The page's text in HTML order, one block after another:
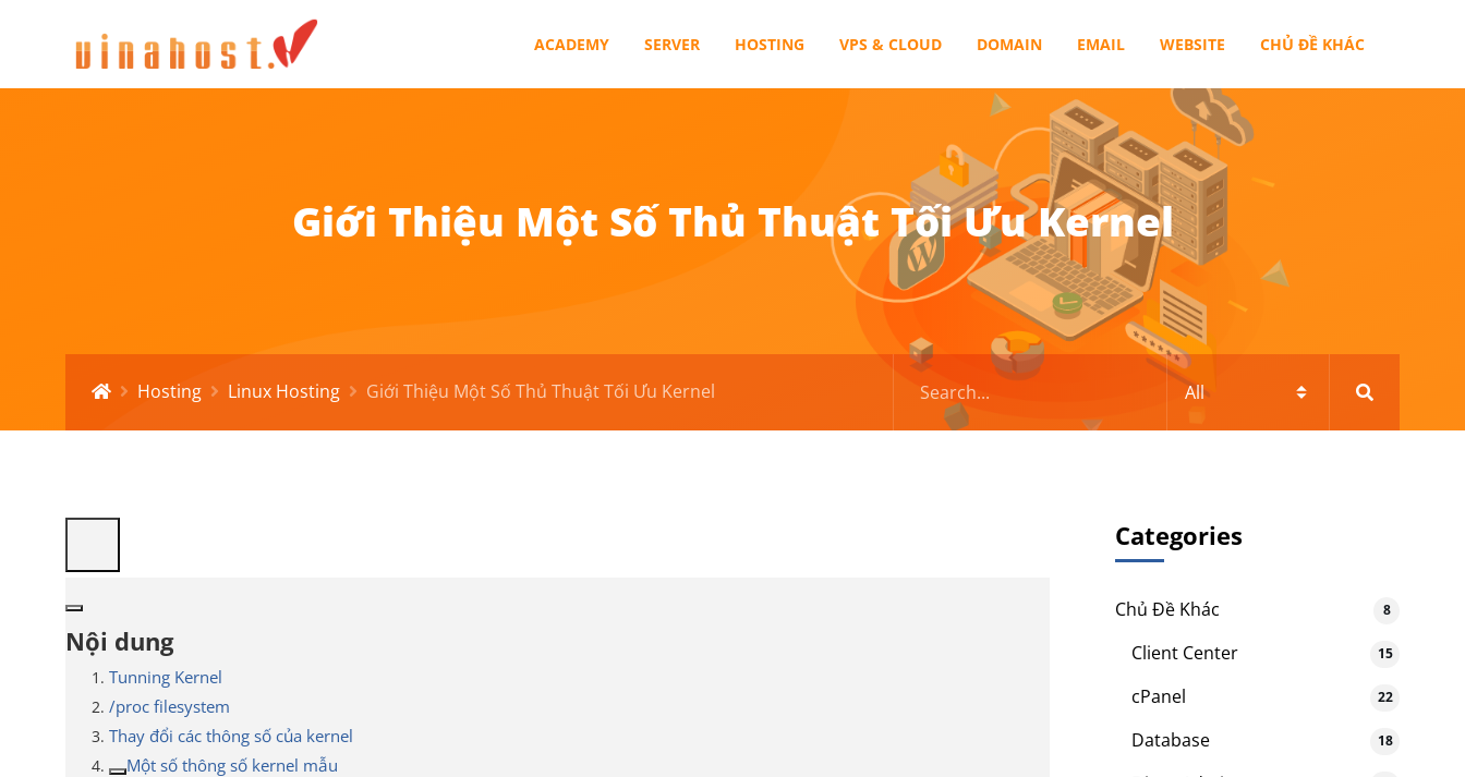
ACADEMY SERVER HOSTING VPS & CLOUD DOMAIN EMAIL WEBSITE CHỦ ĐỀ KHÁC
Giới Thiệu Một Số Thủ Thuật Tối Ưu Kernel
Hosting Linux Hosting Giới Thiệu Một Số Thủ Thuật Tối Ưu Kernel
Nội dung
Tunning Kernel
/proc filesystem
Thay đổi các thông số của kernel
Một số thông số kernel mẫu
Categories
Chủ Đề Khác 8
Client Center 15
cPanel 22
Database 18